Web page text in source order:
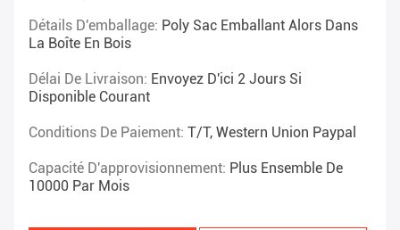
Détails D'emballage: Poly Sac Emballant Alors Dans
La Boîte En Bois
Délai De Livraison: Envoyez D'ici 2 Jours Si
Disponible Courant
Conditions De Paiement: T/T, Western Union Paypal
Capacité D'approvisionnement: Plus Ensemble De
10000 Par Mois